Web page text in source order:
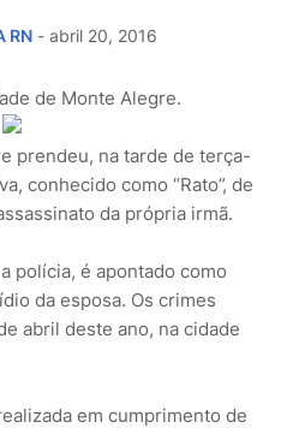
RN - abril 20, 2016
de Monte Alegre.
prendeu, na tarde de terça-
conhecido como “Rato”, de
da própria irmã.
polícia, é apontado como
da esposa. Os crimes
abril deste ano, na cidade
em cumprimento de